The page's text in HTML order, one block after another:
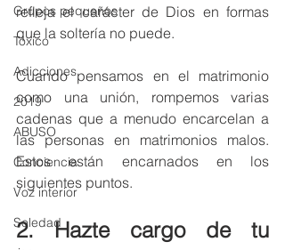
Grupos pequeños
Tóxico
Adicciones
2019
ABUSO
Conciencia
Voz interior
Soledad
refleja el carácter de Dios en formas
que la soltería no puede.
Cuando pensamos en el matrimonio
como una unión, rompemos varias
cadenas que a menudo encarcelan a
las personas en matrimonios malos.
Estos están encarnados en los
siguientes puntos.
2. Hazte cargo de tu